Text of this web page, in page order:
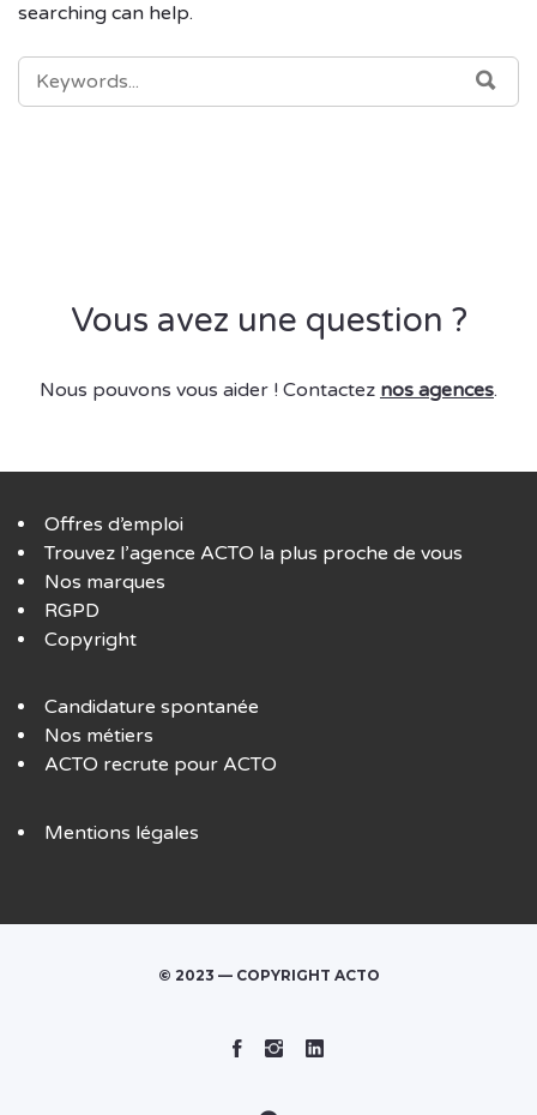
searching can help.
SEARCH
FOR:
Vous avez une question ?
Nous pouvons vous aider ! Contactez nos agences.
Offres d’emploi
Trouvez l’agence ACTO la plus proche de vous
Nos marques
RGPD
Copyright
Candidature spontanée
Nos métiers
ACTO recrute pour ACTO
Mentions légales
© 2023 — COPYRIGHT ACTO
Facebook
Instagram
Linked